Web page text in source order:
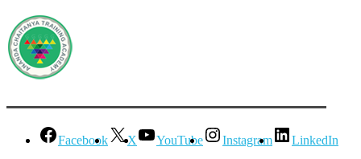
Facebook X YouTube Instagram
LinkedIn